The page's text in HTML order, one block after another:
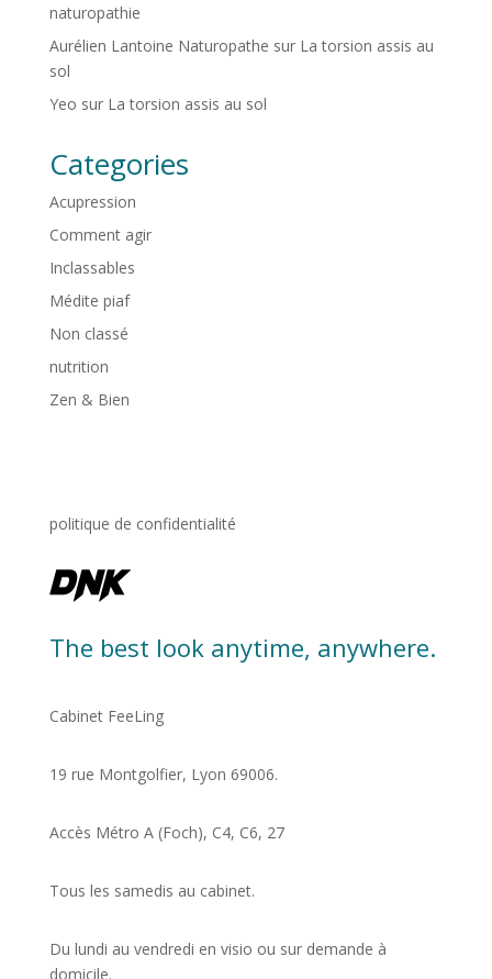
naturopathie
Aurélien Lantoine Naturopathe sur La torsion assis au
sol
Yeo sur La torsion assis au sol
Categories
Acupression
Comment agir
Inclassables
Médite piaf
Non classé
nutrition
Zen & Bien
politique de confidentialité
The best look anytime, anywhere.
Cabinet FeeLing
19 rue Montgolfier, Lyon 69006.
Accès Métro A (Foch), C4, C6, 27
Tous les samedis au cabinet.
Du lundi au vendredi en visio ou sur demande à
domicile.